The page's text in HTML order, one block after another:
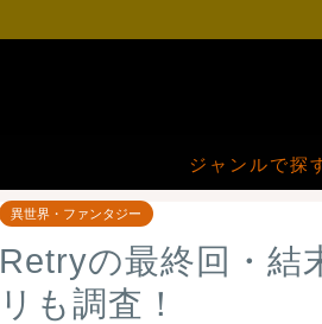
ジャンルで探
異世界・ファンタジー
Retryの最終回・結
リも調査！